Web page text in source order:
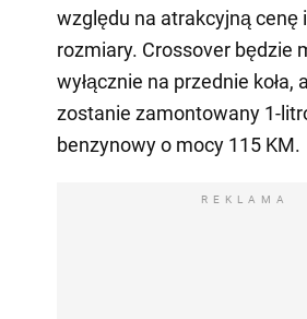
względu na atrakcyjną cenę
rozmiary. Crossover będzie
wyłącznie na przednie koła,
zostanie zamontowany 1-
benzynowy o mocy 115 KM.
REKLAMA